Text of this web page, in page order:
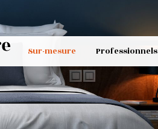
Sur-mesure Professionnels